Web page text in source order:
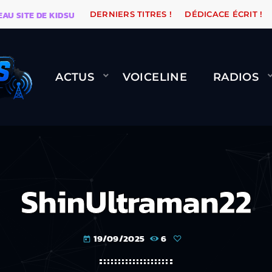
DE KIDSUNE WARÉTRO ORANGE ROAD QUI
DERNIERS TITRES ! DÉDICACE ÉCRIT !
ACTUS VOICELINE RADIOS
ShinUltraman22
today 19/09/2025 6